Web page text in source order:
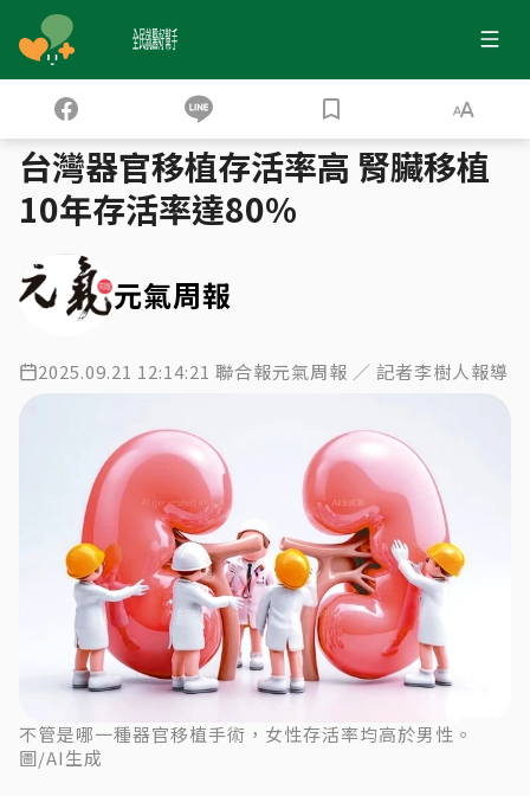
全民就醫好幫手 健保大數據
台灣器官移植存活率高 腎臟移植
10年存活率達80%
元氣周報
2025.09.21 12:14:21 聯合報元氣周報 ／ 記者李樹人報導
不管是哪一種器官移植手術，女性存活率均高於男性。
圖/AI生成